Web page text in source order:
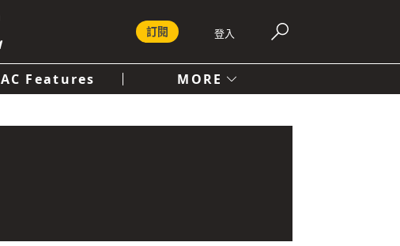
登入
訂閱
Features MORE